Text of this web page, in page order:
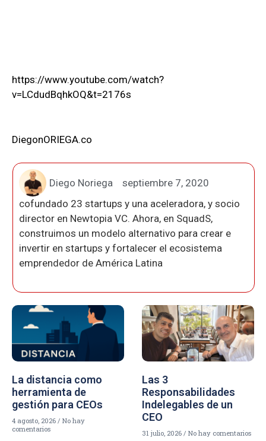
https://www.youtube.com/watch?
v=LCdudBqhkOQ&t=2176s
DiegonORIEGA.co
Diego Noriega
septiembre 7, 2020
cofundado 23 startups y una aceleradora, y socio
director en Newtopia VC. Ahora, en SquadS,
construimos un modelo alternativo para crear e
invertir en startups y fortalecer el ecosistema
emprendedor de América Latina
La distancia como
herramienta de
gestión para CEOs
4 agosto, 2026
No hay
comentarios
Las 3
Responsabilidades
Indelegables de un
CEO
31 julio, 2026 No hay comentarios